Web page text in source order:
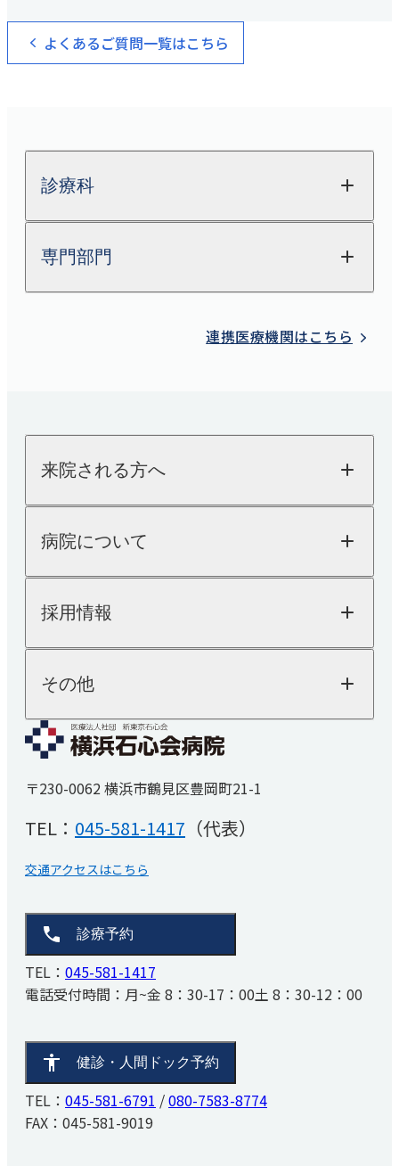
FAX：045-581-9019
よくあるご質問一覧はこちら
診療科
整形外科
（完全内視鏡下手術）センター
肩
内科
消化器内科
乳腺外科
内視鏡検査
麻酔科
（SAS）外来
リハビリテーション科
専門部門
薬剤科
連携医療機関はこちら
〒230-0062 横浜市鶴見区豊岡町21-1
TEL： 045-581-1417 （代表）
交通アクセスはこちら
診療予約
TEL： 045-581-1417
電話受付時間： 月~金 8：30-17：00土 8：30-12：00
健診・人間ドック予約
TEL： 045-581-6791 /080-7583-8774
FAX：045-581-9019
来院される方へ
外来のご案内
入院のご案内
健康診断
病院について
病院についてTOP
院長ご挨拶
医療機器紹介
「人を対象とする医学系研究の倫理指針」に基
採用情報
看護師採用
医療技術職採用
事務職その他採用
その他
よくあるご質問
医療関係者の方へ
患者さんの権利と義務